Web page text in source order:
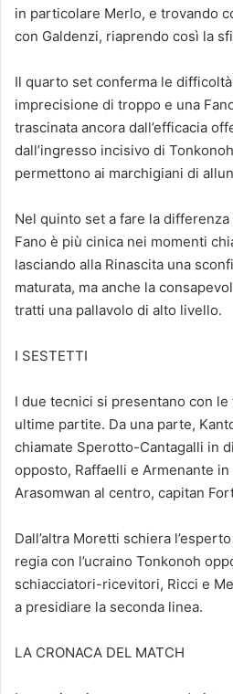
in particolare Merlo, e trovando
con Galdenzi, riaprendo così la
Il quarto set conferma le
imprecisione di troppo e una
trascinata ancora dall’efficacia
dall’ingresso incisivo di
permettono ai marchigiani di
Nel quinto set a fare la
Fano è più cinica nei momenti
lasciando alla Rinascita una
maturata, ma anche la
tratti una pallavolo di alto livello.
I SESTETTI
I due tecnici si presentano con
ultime partite. Da una parte,
chiamate Sperotto-Cantagalli in
opposto, Raffaelli e Armenante in
Arasomwan al centro, capitan
Dall’altra Moretti schiera
regia con l’ucraino Tonkonoh
schiacciatori-ricevitori, Ricci e
a presidiare la seconda linea.
LA CRONACA DEL MATCH